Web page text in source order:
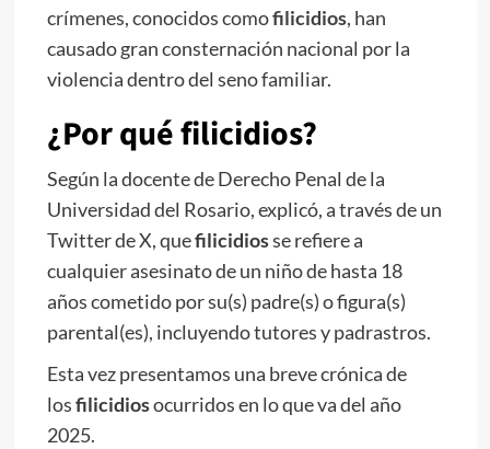
crímenes, conocidos comofilicidios, han
causado gran consternación nacional por la
violencia dentro del seno familiar.
¿Por qué filicidios?
Según la docente de Derecho Penal de la
Universidad del Rosario, explicó, a través de un
Twitter de X, quefilicidiosse refiere a
cualquier asesinato de un niño de hasta 18
años cometido por su(s) padre(s) o figura(s)
parental(es), incluyendo tutores y padrastros.
Esta vez presentamos una breve crónica de
losfilicidiosocurridos en lo que va del año
2025.